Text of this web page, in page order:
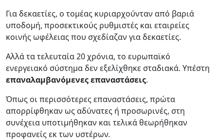
Για δεκαετίες, ο τομέας κυριαρχούνταν από βαριά
υποδομή, προσεκτικούς ρυθμιστές και εταιρείες
κοινής ωφέλειας που σχεδίαζαν για δεκαετίες.
Αλλά τα τελευταία 20 χρόνια, το ευρωπαϊκό
ενεργειακό σύστημα δεν εξελίχθηκε σταδιακά. Υπέστη
επαναλαμβανόμενες επαναστάσεις.
Όπως οι περισσότερες επαναστάσεις, πρώτα
απορρίφθηκαν ως αδύνατες ή προσωρινές, στη
συνέχεια υποτιμήθηκαν και τελικά θεωρήθηκαν
προφανείς εκ των υστέρων.